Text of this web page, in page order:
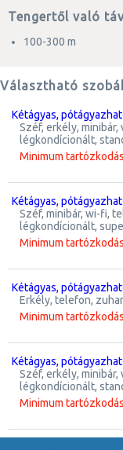
Tengertől való
100-300 m
Választható
kétágyas,
széf, erkély, minibár, wi-fi, telefon, tv, zuhanyzós fürdőszoba,
légkondícionált,
Minimum
kétágyas,
széf, minibár, wi-fi, telefon, tv, zuhanyzós fürdőszoba,
légkondícionált,
Minimum
kétágyas,
erkély, telefon,
Minimum
kétágyas,
széf, erkély, minibár, wi-fi, telefon, tv, zuhanyzós fürdőszoba,
légkondícionált,
Minimum